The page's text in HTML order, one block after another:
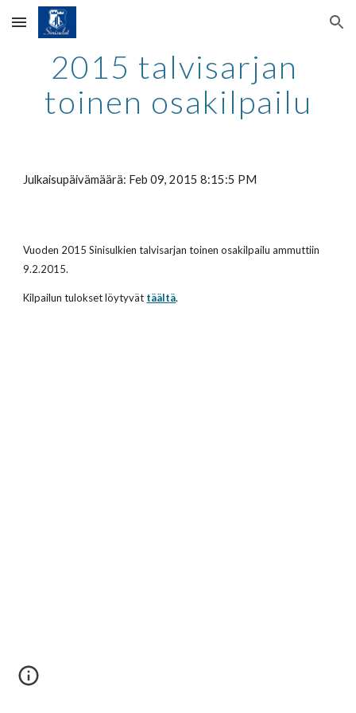
Skip to main content Skip to navigation
2015 talvisarjan
toinen osakilpailu
Julkaisupäivämäärä: Feb 09, 2015 8:15:5 PM
Vuoden 2015 Sinisulkien talvisarjan toinen osakilpailu ammuttiin
9.2.2015.
Kilpailun tulokset löytyvät täältä.